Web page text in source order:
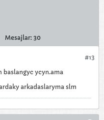
Mesajlar: 30
#13
baslangyc ycyn.ama
arkadaslaryma slm